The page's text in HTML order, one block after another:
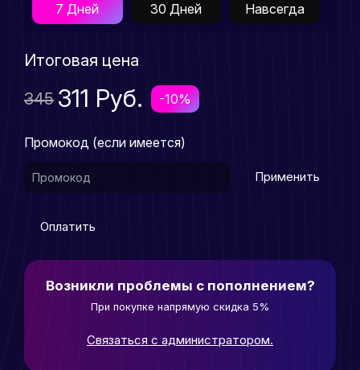
7 Дней 30 Дней Навсегда
Итоговая цена
345 311 Руб. -10%
Промокод (если имеется)
Применить
Оплатить
Возникли проблемы с пополнением?
При покупке напрямую скидка 5%
Связаться с администратором.